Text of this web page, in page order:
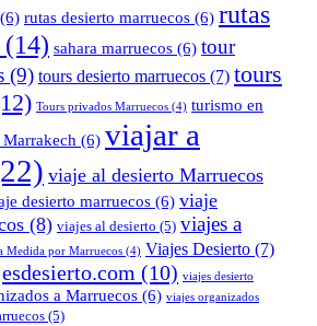
(6) rutas desierto marruecos (6) rutas
(14) sahara marruecos (6) tour
(9) tours desierto marruecos (7) tours
Tours privados Marruecos (4) turismo en
(6) viajar a
viaje al desierto Marruecos
desierto marruecos (6) viaje
(8) viajes al desierto (5) viajes a
Medida por Marruecos (4) Viajes Desierto (7)
(10) viajes desierto
a Marruecos (6) viajes organizados
(5)